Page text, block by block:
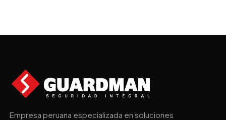
Empresa peruana especializada en soluciones